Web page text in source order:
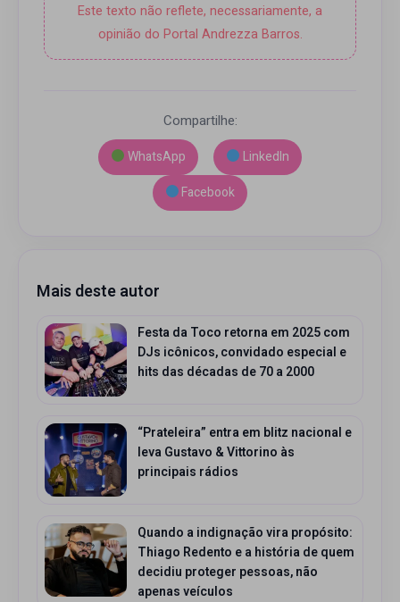
Este texto não reflete, necessariamente, a
opinião do Portal Andrezza Barros.
Compartilhe:
WhatsApp
LinkedIn
Facebook
Mais deste autor
Festa da Toco retorna em 2025 com
DJs icônicos, convidado especial e
hits das décadas de 70 a 2000
“Prateleira” entra em blitz nacional e
leva Gustavo & Vittorino às
principais rádios
Quando a indignação vira propósito:
Thiago Redento e a história de quem
decidiu proteger pessoas, não
apenas veículos